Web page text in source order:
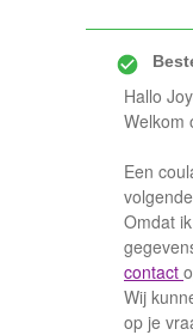
Hallo
Welkom
Een
Omdat
contact
Wij
op je